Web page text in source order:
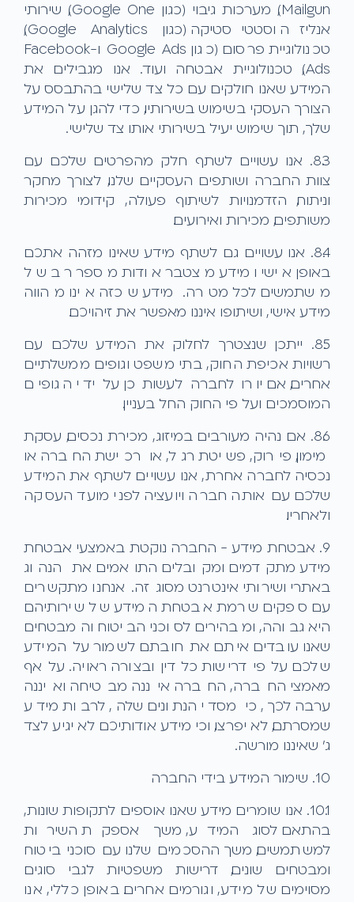
Mailgun), מערכות גיבוי (כגון Google One), שירותי
אנליזה וסטטיסטיקה (כגון Google Analytics),
טכנולוגיית פרסום (כגון Google Ads ו-Facebook
Ads), טכנולוגיית אבטחה ועוד. אנו מגבילים את
המידע שאנו חולקים עם כל צד שלישי בהתבסס על
הצורך העסקי בשימוש בשירותיו, כדי להגן על המידע
שלך, תוך שימוש יעיל בשירותי אותו צד שלישי.
8.3. אנו עשויים לשתף חלק מהפרטים שלכם עם
צוות החברה ושותפים העסקיים שלנו, לצורך מחקר
וניתוח, הזדמנויות לשיתוף פעולה, קידומי מכירות
משותפים, מכירות ואירועים.
8.4. אנו עשויים גם לשתף מידע שאינו מזהה אתכם
באופן אישי ומידע מצטבר אודות מספר רב של
משתמשים לכל מטרה. מידע שכזה אינו מהווה
מידע אישי, ושיתופו איננו מאפשר את זיהויכם.
8.5. ייתכן שנצטרך לחלוק את המידע שלכם עם
רשויות אכיפת החוק, בתי משפט וגופים ממשלתיים
אחרים, אם יורו לחברה לעשות כן על ידי הגופים
המוסמכים ועל פי החוק החל בעניין.
8.6. אם נהיה מעורבים במיזוג, מכירת נכסים, עסקת
מימון, פירוק, פשיטת רגל, או רכישת החברה או
נכסיה לחברה אחרת, אנו עשויים לשתף את המידע
שלכם עם אותה חברה ויועציה לפני מועד העסקה
ולאחריו.
9. אבטחת מידע - החברה נוקטת באמצעי אבטחת
מידע מתקדמים ומקובלים התואמים את הנהוג
באתרי ושירותי אינטרנט מסוג זה. אנחנו מתקשרים
עם ספקים שרמת אבטחת המידע של שירותיהם
היא גבוהה, ומבהירים לסוכני הביטוח והמבטחים
שאנו עובדים איתם את חובתם לשמור על המידע
שלכם על פי דרישות כל דין ובצורה ראויה. על אף
מאמצי החברה, החברה איננה מבטיחה ואיננה
ערבה לכך, כי מסדי הנתונים שלה, לרבות מידע
שמסרתם, לא יפרצו, וכי מידע אודותיכם לא יגיע לצד
ג' שאיננו מורשה.
10. שימור המידע בידי החברה
10.1. אנו שומרים מידע שאנו אוספים לתקופות שונות,
בהתאם לסוג המידע, משך אספקת השירות
למשתמשים, משך ההסכמים שלנו עם סוכני ביטוח
ומבטחים שונים, דרישות משפטיות לגבי סוגים
מסוימים של מידע, וגורמים אחרים. באופן כללי, אנו